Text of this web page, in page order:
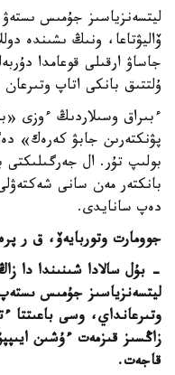
ليتسەنزياسىز جۇمىس
ۆاليۋتاعا، ونىڭ ىشىندە
جاساۋ ارقىلى قوعامدا
ۇلتتىق بانكى اتاپ
ءبىراق وسىلاردىڭ ءوزى
پۋنكتەرىن جابۋ كەرەك»
بولىپ تۇر. ال جەرگىلىكتى
بانكتەر مەن سانى
دەپ سانايدى.
جوومارت وتوربايەۆ، ق ر
- بۇل سالادا شىنىندا دا
ليتسەنزياسىز جۇمىس
وتىرعانداي، وسى باعىتتا
زاڭسىز قىزمەت ءۇشىن
قاجەت.